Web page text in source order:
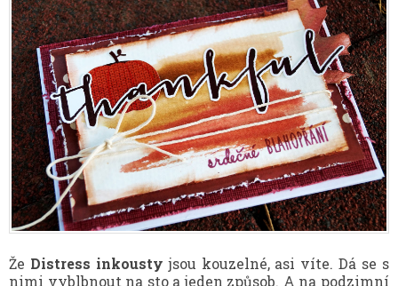
Že Distress inkousty jsou kouzelné, asi víte. Dá se s
nimi vyblbnout na sto a jeden způsob. A na podzimní